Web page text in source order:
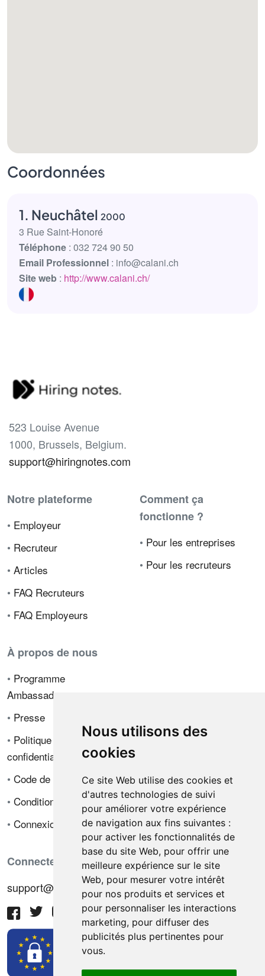
Nous utilisons des
cookies
Ce site Web utilise des cookies et
d'autres technologies de suivi
pour améliorer votre expérience
de navigation aux fins suivantes :
pour activer les fonctionnalités de
base du site Web, pour offrir une
meilleure expérience sur le site
Web, pour mesurer votre intérêt
pour nos produits et services et
pour personnaliser les interactions
marketing, pour diffuser des
publicités plus pertinentes pour
vous.
Coordonnées
1. Neuchâtel 2000
3 Rue Saint-Honoré
Téléphone : 032 724 90 50
Email Professionnel : info@calani.ch
Site web : http://www.calani.ch/
523 Louise Avenue
1000, Brussels, Belgium.
support@hiringnotes.com
Notre plateforme
• Employeur
• Recruteur
• Articles
• FAQ Recruteurs
• FAQ Employeurs
Comment ça
fonctionne ?
• Pour les entreprises
• Pour les recruteurs
À propos de nous
• Programme
Ambassadeur
• Presse
• Politique de
confidentialité
• Code de déontologie
• Conditions de vente
• Connexion
Connectez-vous avec nous
support@hiringnotes.com